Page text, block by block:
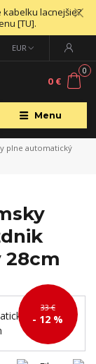
lacnejšie?
[TU].
Menu
EUR
0
0 €
plne automatický
33 €
- 12 %